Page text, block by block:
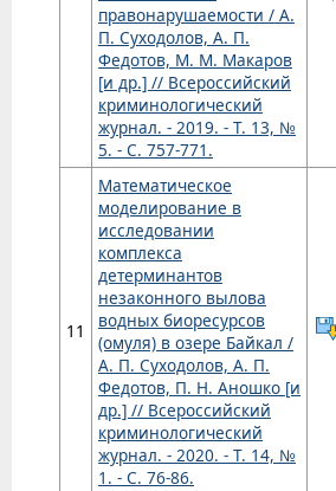
правонарушаемости / А.
П. Суходолов, А. П.
Федотов, М. М. Макаров
[и др.] // Всероссийский
криминологический
журнал. - 2019. - Т. 13, №
5. - С. 757-771.
11
Математическое
моделирование в
исследовании
комплекса
детерминантов
незаконного вылова
водных биоресурсов
(омуля) в озере Байкал /
А. П. Суходолов, А. П.
Федотов, П. Н. Аношко [и
др.] // Всероссийский
криминологический
журнал. - 2020. - Т. 14, №
1. - С. 76-86.